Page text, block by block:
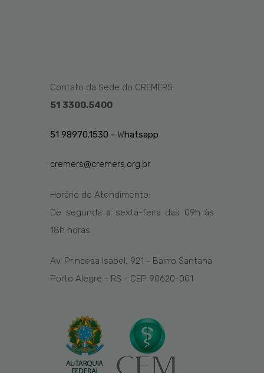
Contato da Sede do CREMERS:
51 3300.5400
51 98970.1530 - Whatsapp
cremers@cremers.org.br
Horário de Atendimento:
De segunda a sexta-feira das 09h às
18h horas
Av. Princesa Isabel, 921 - Bairro Santana
Porto Alegre - RS - CEP 90620-001